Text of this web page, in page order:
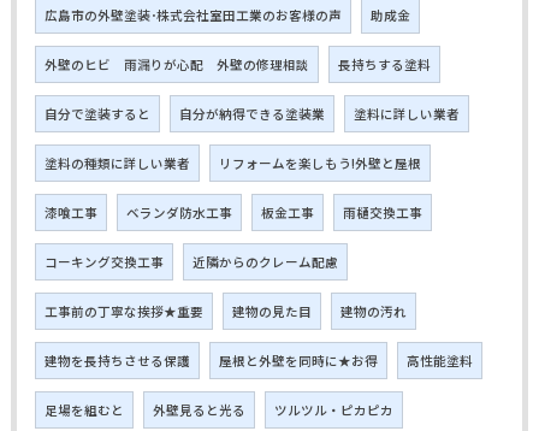
広島市の外壁塗装･株式会社室田工業のお客様の声 助成金
外壁のヒビ 雨漏りが心配 外壁の修理相談 長持ちする塗料
自分で塗装すると 自分が納得できる塗装業 塗料に詳しい業者
塗料の種類に詳しい業者 リフォームを楽しもう!外壁と屋根
漆喰工事 ベランダ防水工事 板金工事 雨樋交換工事
コーキング交換工事 近隣からのクレーム配慮
工事前の丁寧な挨拶★重要 建物の見た目 建物の汚れ
建物を長持ちさせる保護 屋根と外壁を同時に★お得 高性能塗料
足場を組むと 外壁見ると光る ツルツル・ピカピカ